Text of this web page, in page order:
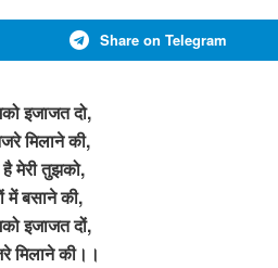
Share on Telegram
इजाजत दो,
मिलाने की,
है मेरी तुझको,
में बसाने की,
इजाजत दों,
मिलाने की।।